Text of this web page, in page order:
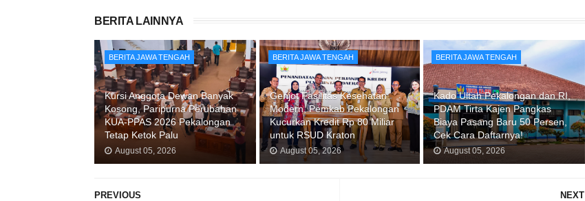
BERITA LAINNYA
BERITA JAWA TENGAH
Kursi Anggota Dewan Banyak
Kosong, Paripurna Perubahan
KUA-PPAS 2026 Pekalongan
Tetap Ketok Palu
August 05, 2026
BERITA JAWA TENGAH
Genjot Fasilitas Kesehatan
Modern, Pemkab Pekalongan
Kucurkan Kredit Rp 80 Miliar
untuk RSUD Kraton
August 05, 2026
BERITA JAWA TENGAH
Kado Ultah Pekalongan dan RI,
PDAM Tirta Kajen Pangkas
Biaya Pasang Baru 50 Persen,
Cek Cara Daftarnya!
August 05, 2026
NEXT
PREVIOUS